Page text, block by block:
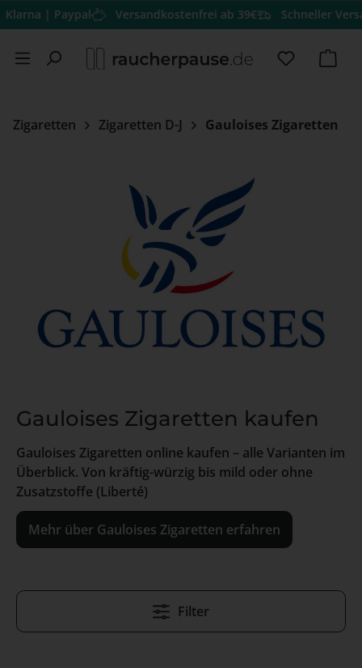
Zum Hauptinhalt springen
Paypal Versandkostenfrei ab 39€ Schneller Versand
Du hast
Zigaretten Zigaretten D-J Gauloises Zigaretten
Gauloises Zigaretten kaufen
Gauloises Zigaretten online kaufen – alle Varianten im
Überblick. Von kräftig-würzig bis mild oder ohne
Zusatzstoffe (Liberté)
Mehr über Gauloises Zigaretten erfahren
Filter